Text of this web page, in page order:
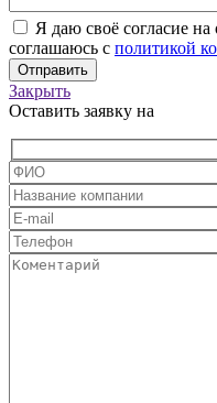
Я даю своё согласие
соглашаюсь с политикой
Закрыть
Оставить заявку на